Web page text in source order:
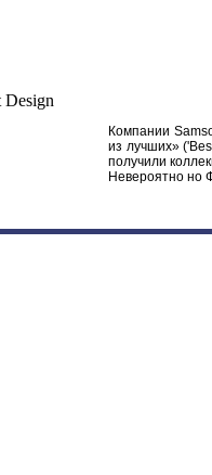
Компании
из лучших»
получили
Невероятно но